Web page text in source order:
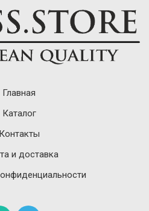
Главная
Каталог
Контакты
и доставка